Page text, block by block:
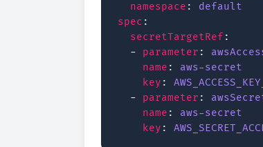
namespace :
default
spec :
secretTargetRef :
-
parameter :
name :
aws-secret
key :
-
parameter :
name :
aws-secret
key :